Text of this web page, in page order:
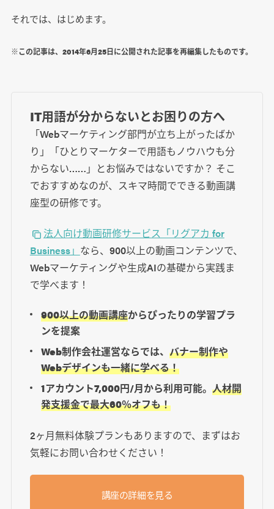
それでは、はじめます。
※この記事は、2014年6月25日に公開された記事を再編集したものです。
IT用語が分からないとお困りの方へ
「Webマーケティング部門が立ち上がったばか
り」「ひとりマーケターで用語もノウハウも分
からない……」とお悩みではないですか？ そこ
でおすすめなのが、スキマ時間でできる動画講
座型の研修です。
法人向け動画研修サービス「リグアカ for
Business」 なら、900以上の動画コンテンツで、
Webマーケティングや生成AIの基礎から実践ま
で学べます！
900以上の動画講座からぴったりの学習プラ
ンを提案
Web制作会社運営ならでは、 バナー制作や
Webデザインも一緒に学べる！
1アカウント7,000円/月から利用可能。 人材開
発支援金で最大60％オフも！
2ヶ月無料体験プランもありますので、まずはお
気軽にお問い合わせください！
講座の詳細を見る